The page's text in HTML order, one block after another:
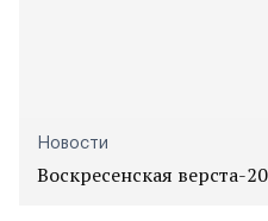
Новости
Воскресенская верста-